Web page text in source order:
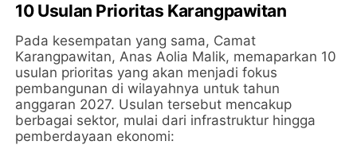
10 Usulan Prioritas Karangpawitan
​Pada kesempatan yang sama, Camat
Karangpawitan, Anas Aolia Malik, memaparkan 10
usulan prioritas yang akan menjadi fokus
pembangunan di wilayahnya untuk tahun
anggaran 2027. Usulan tersebut mencakup
berbagai sektor, mulai dari infrastruktur hingga
pemberdayaan ekonomi: